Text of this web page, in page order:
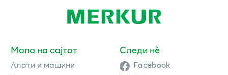
Мапа на сајтот
Алати и машини
Следи нè
Facebook